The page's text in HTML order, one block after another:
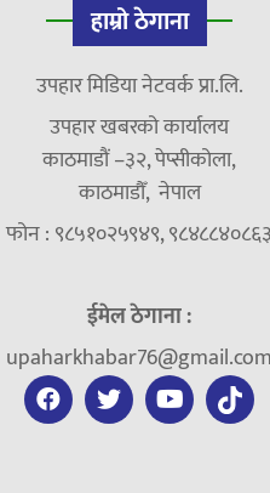
हाम्रो ठेगाना
उपहार मिडिया नेटवर्क प्रा.लि.
उपहार खबरको कार्यालय
काठमाडौं –३२, पेप्सीकोला,
काठमाडौँ, नेपाल
फोन : ९८५१०२५९४९, ९८४८८४०८६३
ईमेल ठेगाना :
upaharkhabar76@gmail.com